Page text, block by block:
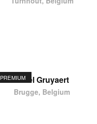
PREMIUMKarel Gruyaert
Brugge, Belgium